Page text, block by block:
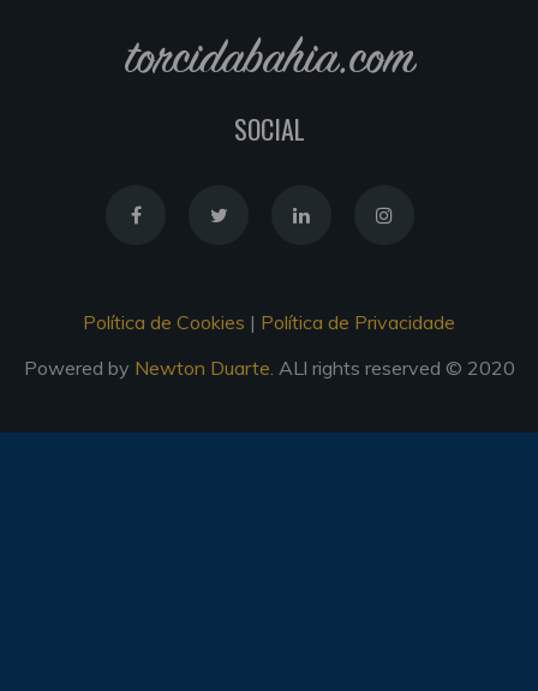
torcidabahia.com
SOCIAL
Política de Cookies | Política de Privacidade
Powered by Newton Duarte. ALl rights reserved © 2020